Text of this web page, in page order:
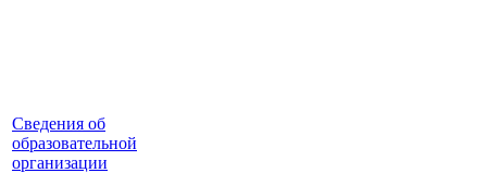
Сведения об
образовательной
организации